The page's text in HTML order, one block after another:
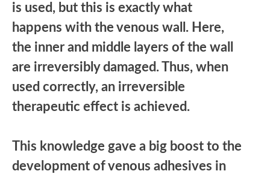
is used, but this is exactly what
happens with the venous wall. Here,
the inner and middle layers of the wall
are irreversibly damaged. Thus, when
used correctly, an irreversible
therapeutic effect is achieved.
This knowledge gave a big boost to the
development of venous adhesives in